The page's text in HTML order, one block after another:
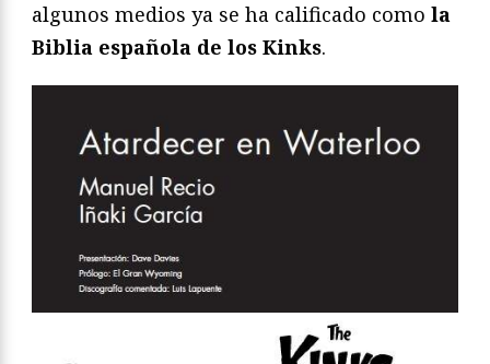
algunos medios ya se ha calificado como la
Biblia española de los Kinks.